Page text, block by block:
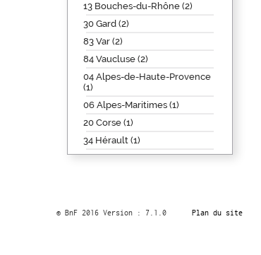
13 Bouches-du-Rhône (2)
30 Gard (2)
83 Var (2)
84 Vaucluse (2)
04 Alpes-de-Haute-Provence
(1)
06 Alpes-Maritimes (1)
20 Corse (1)
34 Hérault (1)
© BnF 2016 Version : 7.1.0 Plan du site